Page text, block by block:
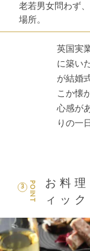
老若男女問わず
場所。
英国実
に築い
が結婚
こか懐
心感が
りの一
POINT
3
お料
ィッ